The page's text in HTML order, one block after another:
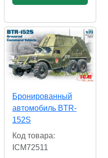
Бронированный
автомобиль BTR-
152S
Код товара:
ICM72511